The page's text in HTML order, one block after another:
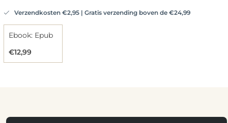
Verzendkosten €2,95 | Gratis verzending boven de €24,99
Ebook: Epub
€12,99